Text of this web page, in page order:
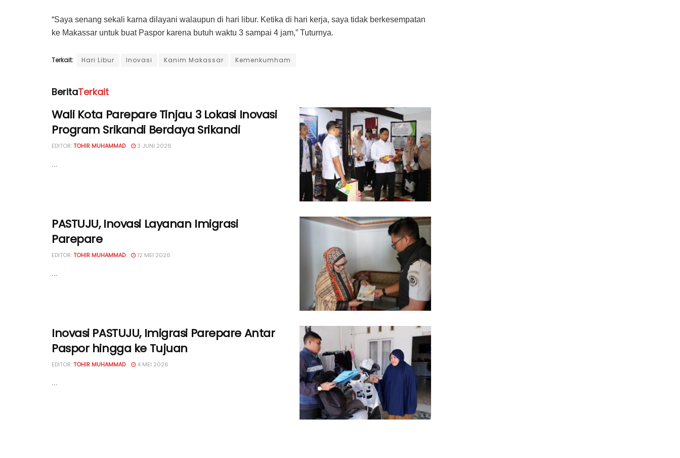
“Saya senang sekali karna dilayani walaupun di hari libur. Ketika di hari kerja, saya tidak berkesempatan
ke Makassar untuk buat Paspor karena butuh waktu 3 sampai 4 jam,” Tuturnya.
Terkait: Hari Libur Inovasi Kanim Makassar Kemenkumham
BeritaTerkait
Wali Kota Parepare Tinjau 3 Lokasi Inovasi
Program Srikandi Berdaya Srikandi
EDITOR:TOHIR MUHAMMAD 3 JUNI 2026
PASTUJU, Inovasi Layanan Imigrasi
Parepare
EDITOR:TOHIR MUHAMMAD 12 MEI 2026
Inovasi PASTUJU, Imigrasi Parepare Antar
Paspor hingga ke Tujuan
EDITOR:TOHIR MUHAMMAD 4 MEI 2026